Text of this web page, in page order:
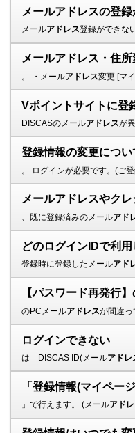
メールアドレスの登
メールアドレス登録ができな
メールアドレス・住
。 ・メールアドレス変更 [マ
Vポイントサイトに登
DISCASのメールアドレスが
登録情報の変更につ
。 ログインが必要です。(ご
メールアドレスやク
、既に登録済みのメールアド
どのログインIDで利
登録時に登録したメールアド
【パスワード再発行
のPCメールアドレスが間違っ
ログインできない
は「DISCAS ID(メールアドレ
「登録情報(マイペー
」で行えます。 (メールアド